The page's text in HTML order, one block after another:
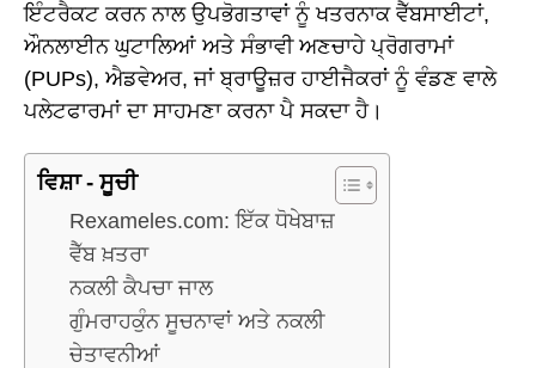
ਇੰਟਰੈਕਟ ਕਰਨ ਨਾਲ ਉਪਭੋਗਤਾਵਾਂ ਨੂੰ ਖਤਰਨਾਕ ਵੈੱਬਸਾਈਟਾਂ,
ਔਨਲਾਈਨ ਘੁਟਾਲਿਆਂ ਅਤੇ ਸੰਭਾਵੀ ਅਣਚਾਹੇ ਪ੍ਰੋਗਰਾਮਾਂ
(PUPs), ਐਡਵੇਅਰ, ਜਾਂ ਬ੍ਰਾਊਜ਼ਰ ਹਾਈਜੈਕਰਾਂ ਨੂੰ ਵੰਡਣ ਵਾਲੇ
ਪਲੇਟਫਾਰਮਾਂ ਦਾ ਸਾਹਮਣਾ ਕਰਨਾ ਪੈ ਸਕਦਾ ਹੈ।
ਵਿਸ਼ਾ - ਸੂਚੀ
Rexameles.com: ਇੱਕ ਧੋਖੇਬਾਜ਼
ਵੈੱਬ ਖ਼ਤਰਾ
ਨਕਲੀ ਕੈਪਚਾ ਜਾਲ
ਗੁੰਮਰਾਹਕੁੰਨ ਸੂਚਨਾਵਾਂ ਅਤੇ ਨਕਲੀ
ਚੇਤਾਵਨੀਆਂ